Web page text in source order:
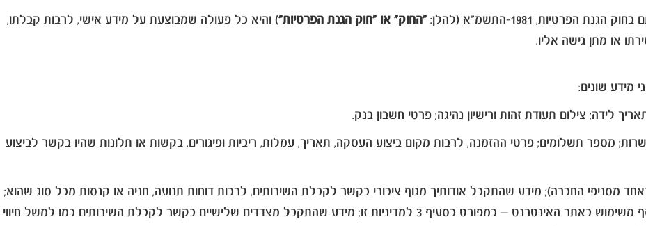
1981-התשמ"א (להלן:
"החוק" או "חוק הגנת הפרטיות") והיא כל פעולה שמבוצעת על מידע אישי, לרבות קבלתו,
או מתן גישה אליו.
מידע שונים:
לידה; צילום תעודת זהות ורישיון נהיגה; פרטי חשבון בנק.
מספר תשלומים; פרטי ההזמנה, לרבות מקום ביצוע העסקה, תאריך, עמלות, ריביות ופיגורים, בקשות או תלונות שהיו בקשר לביצוע
החברה); מידע שהתקבל אודותיך מגוף ציבורי בקשר לקבלת השירותים, לרבות דוחות תנועה, חניה או קנסות מכל סוג שהוא;
מידע שנאסף כחלק משימושך בשירותים שלנו; מידע שנאסף משימוש באתר האינטרנט – כמפורט בסעיף 3 למדיניות זו; מידע שהתקבל מצדדים שלישיים בקשר לקבלת השירותים כמו למשל חיווי